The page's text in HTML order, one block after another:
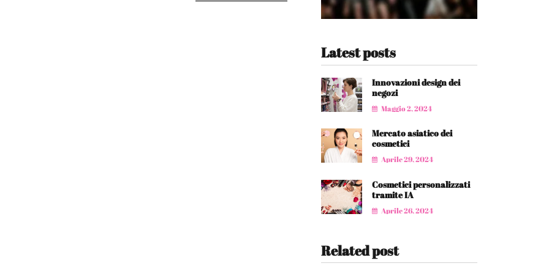
Latest posts
Innovazioni design dei
negozi
Maggio 2, 2024
Mercato asiatico dei
cosmetici
Aprile 29, 2024
Cosmetici personalizzati
tramite IA
Aprile 26, 2024
Related post